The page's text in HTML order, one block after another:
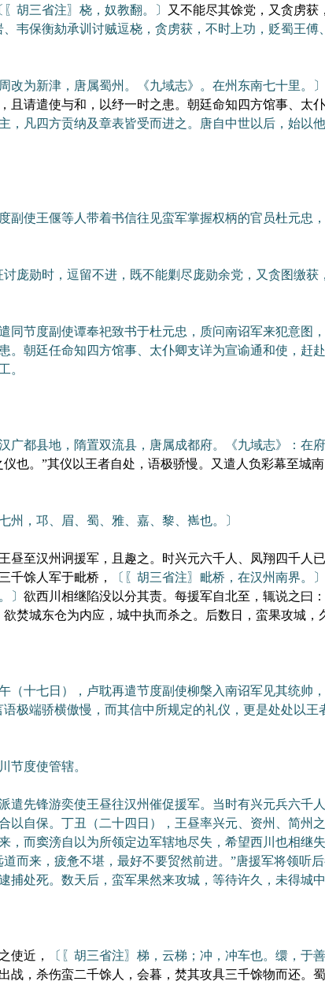
〖胡三省注〗桡，奴教翻。〕 又不能尽其馀党，又贪虏获
韦保衡劾承训讨贼逗桡，贪虏获，不时上功，贬蜀王
改为新津，唐属蜀州。《九域志》。在州东南七十里。〕
请遣使与和，以纾一时之患。朝廷命知四方馆事、太
凡四方贡纳及章表皆受而进之。唐自中世以后，始以他
使王偃等人带着书信往见蛮军掌握权柄的官员杜元忠
勋时，逗留不进，既不能剿尽庞勋余党，又贪图缴获
节度副使谭奉祀致书于杜元忠，质问南诏军来犯意图
。朝廷任命知四方馆事、太仆卿支详为宣谕通和使，赶
。
广都县地，隋置双流县，唐属成都府。《九域志》：在府
也。”其仪以王者自处，语极骄慢。又遣人负彩幕至城
州，邛、眉、蜀、雅、嘉、黎、嶲也。〕
至汉州诇援军，且趣之。时兴元六千人、凤翔四千人
千馀人军于毗桥，
〔〖胡三省注〗毗桥，在汉州南界。〕
〕 欲西川相继陷没以分其责。每援军自北至，辄说之曰
焚城东仓为内应，城中执而杀之。后数日，蛮果攻城，
十七日），卢耽再遣节度副使柳槃入南诏军见其统帅
极端骄横傲慢，而其信中所规定的礼仪，更是处处以
度使管辖。
先锋游奕使王昼往汉州催促援军。当时有兴元兵六千
以自保。丁丑（二十四日），王昼率兴元、资州、简州
，而窦滂自以为所领定边军辖地尽失，希望西川也相继
而来，疲惫不堪，最好不要贸然前进。”唐援军将领听
处死。数天后，蛮军果然来攻城，等待许久，未得城
使近， 〔〖胡三省注〗梯，云梯；冲，冲车也。缳，于
，杀伤蛮二千馀人，会暮，焚其攻具三千馀物而还。